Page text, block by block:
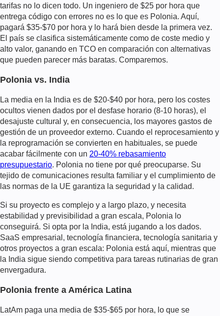
tarifas no lo dicen todo. Un ingeniero de $25 por hora que
entrega código con errores no es lo que es Polonia. Aquí,
pagará $35-$70 por hora y lo hará bien desde la primera vez.
El país se clasifica sistemáticamente como de coste medio y
alto valor, ganando en TCO en comparación con alternativas
que pueden parecer más baratas. Comparemos.
Polonia vs. India
La media en la India es de $20-$40 por hora, pero los costes
ocultos vienen dados por el desfase horario (8-10 horas), el
desajuste cultural y, en consecuencia, los mayores gastos de
gestión de un proveedor externo. Cuando el reprocesamiento y
la reprogramación se convierten en habituales, se puede
acabar fácilmente con un 20-40% rebasamiento
presupuestario. Polonia no tiene por qué preocuparse. Su
tejido de comunicaciones resulta familiar y el cumplimiento de
las normas de la UE garantiza la seguridad y la calidad.
Si su proyecto es complejo y a largo plazo, y necesita
estabilidad y previsibilidad a gran escala, Polonia lo
conseguirá. Si opta por la India, está jugando a los dados.
SaaS empresarial, tecnología financiera, tecnología sanitaria y
otros proyectos a gran escala: Polonia está aquí, mientras que
la India sigue siendo competitiva para tareas rutinarias de gran
envergadura.
Polonia frente a América Latina
LatAm paga una media de $35-$65 por hora, lo que se